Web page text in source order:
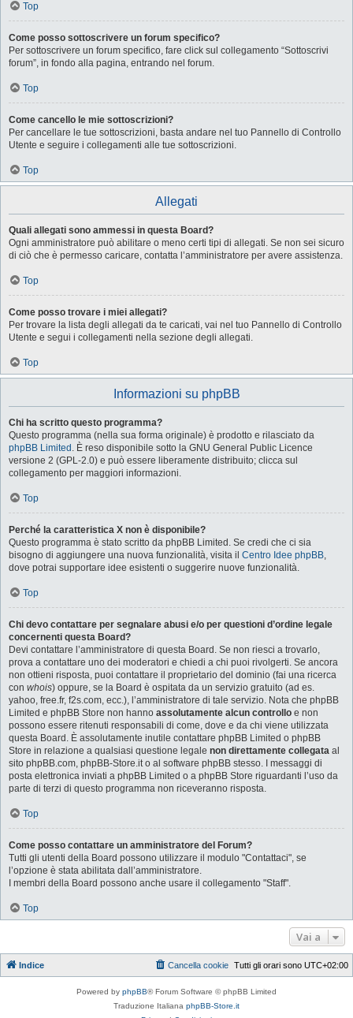
Top
Come posso sottoscrivere un forum specifico?
Per sottoscrivere un forum specifico, fare click sul collegamento “Sottoscrivi
forum”, in fondo alla pagina, entrando nel forum.
Top
Come cancello le mie sottoscrizioni?
Per cancellare le tue sottoscrizioni, basta andare nel tuo Pannello di Controllo
Utente e seguire i collegamenti alle tue sottoscrizioni.
Top
Allegati
Quali allegati sono ammessi in questa Board?
Ogni amministratore può abilitare o meno certi tipi di allegati. Se non sei sicuro
di ciò che è permesso caricare, contatta l’amministratore per avere assistenza.
Top
Come posso trovare i miei allegati?
Per trovare la lista degli allegati da te caricati, vai nel tuo Pannello di Controllo
Utente e segui i collegamenti nella sezione degli allegati.
Top
Informazioni su phpBB
Chi ha scritto questo programma?
Questo programma (nella sua forma originale) è prodotto e rilasciato da
phpBB Limited . È reso disponibile sotto la GNU General Public Licence
versione 2 (GPL-2.0) e può essere liberamente distribuito; clicca sul
collegamento per maggiori informazioni.
Top
Perché la caratteristica X non è disponibile?
Questo programma è stato scritto da phpBB Limited. Se credi che ci sia
bisogno di aggiungere una nuova funzionalità, visita il Centro Idee phpBB,
dove potrai supportare idee esistenti o suggerire nuove funzionalità.
Top
Chi devo contattare per segnalare abusi e/o per questioni d’ordine legale
concernenti questa Board?
Devi contattare l’amministratore di questa Board. Se non riesci a trovarlo,
prova a contattare uno dei moderatori e chiedi a chi puoi rivolgerti. Se ancora
non ottieni risposta, puoi contattare il proprietario del dominio (fai una ricerca
con whois) oppure, se la Board è ospitata da un servizio gratuito (ad es.
yahoo, free.fr, f2s.com, ecc.), l’amministratore di tale servizio. Nota che phpBB
Limited e phpBB Store non hanno assolutamente alcun controllo e non
possono essere ritenuti responsabili di come, dove e da chi viene utilizzata
questa Board. È assolutamente inutile contattare phpBB Limited o phpBB
Store in relazione a qualsiasi questione legale non direttamente collegata al
sito phpBB.com, phpBB-Store.it o al software phpBB stesso. I messaggi di
posta elettronica inviati a phpBB Limited o a phpBB Store riguardanti l’uso da
parte di terzi di questo programma non riceveranno risposta.
Top
Come posso contattare un amministratore del Forum?
Tutti gli utenti della Board possono utilizzare il modulo "Contattaci", se
l’opzione è stata abilitata dall’amministratore.
I membri della Board possono anche usare il collegamento "Staff".
Top
Vai a
Indice Tutti gli orari sono UTC+02:00
Cancella cookie
Powered by phpBB® Forum Software © phpBB Limited
Traduzione Italiana phpBB-Store.it